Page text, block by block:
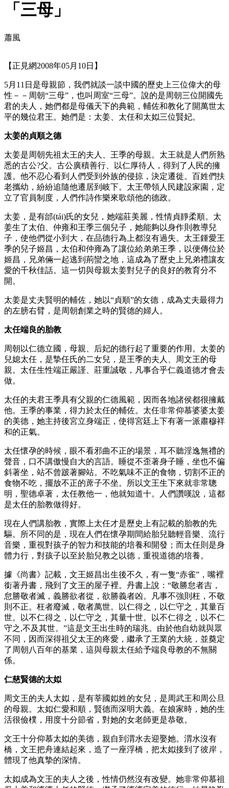
「三母」
蕭風
【正見網2008年05月10日】
5月11日是母親節，我們就談一談中國的歷史上三位偉大的母
性－－周朝“三母”，也叫周室“三母”。說的是周朝三位開國先
君的夫人，她們都是母儀天下的典範，輔佐和教化了開萬世太
平的幾位君王。她們是：太姜、太任和太姒三位賢妃。
太姜的貞順之德
太姜是周朝先祖太王的夫人、王季的母親。太王就是人們所熟
悉的古公?父。古公廣積善行、以仁厚待人，得到了人民的擁
護。他不忍心看到人們受到外族的侵掠，決定遷徙。百姓們扶
老攜幼，紛紛追隨他遷居到岐下。太王帶領人民建設家園，定
立了官員制度，人們作詩作樂來歌頌他的德政。
太姜，是有邰(tái)氏的女兒，她端莊美麗，性情貞靜柔順。太
姜生了太伯、仲雍和王季三個兒子，她能夠以身作則教導兒
子，使他們從小到大，在品德行為上都沒有過失。太王鍾愛王
季的兒子姬昌，太伯和仲雍為了讓位給弟弟王季，以便傳位於
姬昌，兄弟倆一起逃到荊蠻之地，這成為了歷史上兄弟禮讓友
愛的千秋佳話。這一切與母親太姜對兒子的良好的教育分不
開。
太姜是丈夫賢明的輔佐，她以“貞順”的女德，成為丈夫最得力
的左膀右臂，是周朝創業之時的賢德的婦人。
太任端良的胎教
周朝以仁德立國，母親、后妃的德行起了重要的作用。太姜的
兒媳太任，是摯任氏的二女兒，是王季的夫人、周文王的母
親。太任生性端正嚴謹、莊重誠敬，凡事合乎仁義道德才會去
做。
太任的夫君王季具有父親的仁德風範，因而各地諸侯都很擁戴
他。王季的事業，得力於太任的輔佐。太任非常仰慕婆婆太姜
的美德，她主持後宮立身端正，使得宮廷上下有著一派肅穆祥
和的正氣。
太任懷孕的時候，眼不看邪曲不正的場景，耳不聽淫逸無禮的
聲音，口不講傲慢自大的言語。睡從不歪著身子睡，坐也不偏
斜著坐，站不曾跛著腳站。不吃氣味不正的食物，切割不正的
食物不吃，擺放不正的蓆子不坐。所以文王生下來就非常聰
明，聖德卓著，太任教他一，他就知道十。人們讚嘆說，這都
是太任的胎教做得好。
現在人們講胎教，實際上太任才是歷史上有記載的胎教的先
驅。所不同的是，現在人們在懷孕期間給胎兒聽輕音樂、流行
音樂，重視對孩子的智力和技能的培養和開發；而太任則是身
體力行，對孩子以至於胎兒教之以德，重視道德的培養。
據《尚書》記載，文王姬昌出生後不久，有一隻“赤雀”，嘴裡
銜著丹書，飛到了文王的屋子裡。丹書上說：“敬勝怠者吉，
怠勝敬者滅，義勝欲者從，欲勝義者凶。凡事不強則枉，不敬
則不正。枉者廢滅，敬者萬世。以仁得之，以仁守之，其量百
世。以不仁得之，以仁守之，其量十世。以不仁得之，以不仁
守之,不及其世。”這是文王出生時的瑞兆。由於他自幼就與眾
不同，因而深得祖父太王的疼愛，繼承了王業的大統，並奠定
了周朝八百年的基業，這與母親太任給予端良母教的不無關
係。
仁慈賢德的太姒
周文王的夫人太姒，是有莘國姒姓的女兒，是周武王和周公旦
的母親。太姒仁愛和順，賢德而深明大義。在娘家時，她的生
活很儉樸，用度十分節省，對她的女老師更是恭敬。
文王十分仰慕太姒的美德，親自到渭水去迎娶她。渭水沒有
橋，文王把舟連結起來，造了一座浮橋，把太姒接到了彼岸，
體現了他真摯的深情。
太姒成為文王的夫人之後，性情仍然沒有改變。她非常仰慕祖